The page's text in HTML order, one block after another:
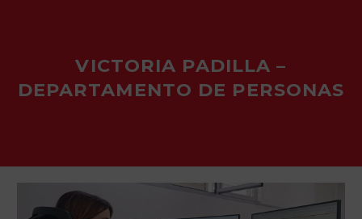
VICTORIA PADILLA –
DEPARTAMENTO DE PERSONAS